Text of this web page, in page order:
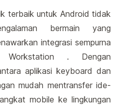
terbaik untuk Android tidak
bermain yang
integrasi sempurna
. Dengan
aplikasi keyboard dan
mudah mentransfer ide-
mobile ke lingkungan